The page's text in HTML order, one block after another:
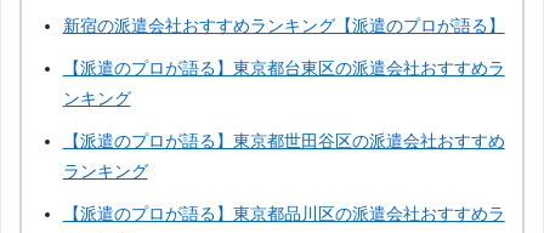
新宿の派遣会社おすすめランキング【派遣のプロが語る】
【派遣のプロが語る】東京都台東区の派遣会社おすすめラ
ンキング
【派遣のプロが語る】東京都世田谷区の派遣会社おすすめ
ランキング
【派遣のプロが語る】東京都品川区の派遣会社おすすめラ